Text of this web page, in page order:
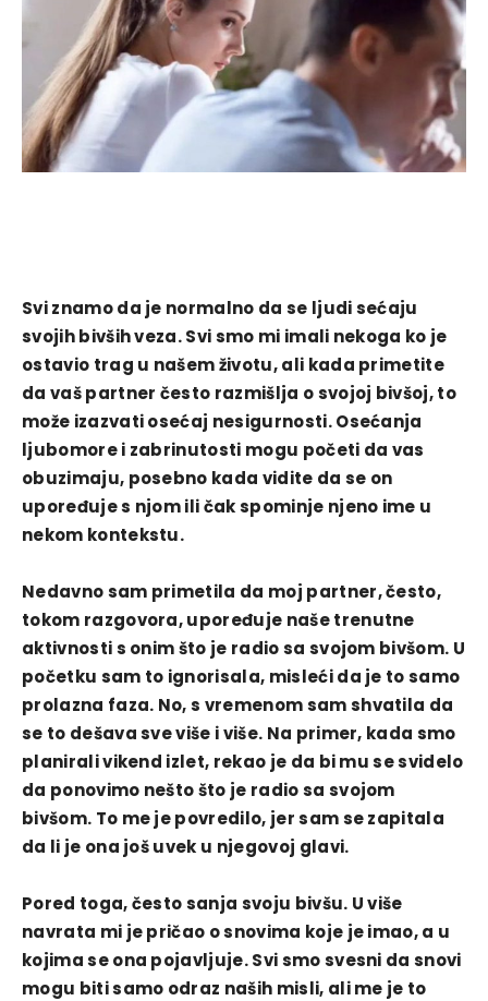
Svi znamo da je normalno da se ljudi sećaju
svojih bivših veza. Svi smo mi imali nekoga ko je
ostavio trag u našem životu, ali kada primetite
da vaš partner često razmišlja o svojoj bivšoj, to
može izazvati osećaj nesigurnosti. Osećanja
ljubomore i zabrinutosti mogu početi da vas
obuzimaju, posebno kada vidite da se on
upoređuje s njom ili čak spominje njeno ime u
nekom kontekstu.
Nedavno sam primetila da moj partner, često,
tokom razgovora, upoređuje naše trenutne
aktivnosti s onim što je radio sa svojom bivšom. U
početku sam to ignorisala, misleći da je to samo
prolazna faza. No, s vremenom sam shvatila da
se to dešava sve više i više. Na primer, kada smo
planirali vikend izlet, rekao je da bi mu se svidelo
da ponovimo nešto što je radio sa svojom
bivšom. To me je povredilo, jer sam se zapitala
da li je ona još uvek u njegovoj glavi.
Pored toga, često sanja svoju bivšu. U više
navrata mi je pričao o snovima koje je imao, a u
kojima se ona pojavljuje. Svi smo svesni da snovi
mogu biti samo odraz naših misli, ali me je to